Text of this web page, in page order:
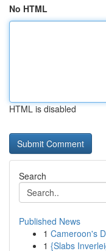
No HTML
HTML is disabled
Search
Published News
1 Cameroon's
1 {Slabs